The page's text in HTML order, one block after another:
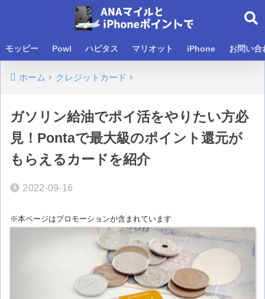
モッピー Powl ハピタス マリオット iPhone お問い合
ホーム クレジットカード
ガソリン給油でポイ活をやりたい方必
見！Pontaで最大級のポイント還元が
もらえるカードを紹介
2022-09-16
※本ページはプロモーションが含まれています